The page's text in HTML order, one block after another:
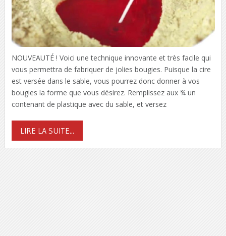
NOUVEAUTÉ ! Voici une technique innovante et très facile qui
vous permettra de fabriquer de jolies bougies. Puisque la cire
est versée dans le sable, vous pourrez donc donner à vos
bougies la forme que vous désirez. Remplissez aux ¾ un
contenant de plastique avec du sable, et versez
LIRE LA SUITE...